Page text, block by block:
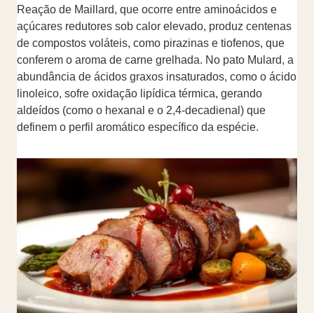
Reação de Maillard, que ocorre entre aminoácidos e
açúcares redutores sob calor elevado, produz centenas
de compostos voláteis, como pirazinas e tiofenos, que
conferem o aroma de carne grelhada. No pato Mulard, a
abundância de ácidos graxos insaturados, como o ácido
linoleico, sofre oxidação lipídica térmica, gerando
aldeídos (como o hexanal e o 2,4-decadienal) que
definem o perfil aromático específico da espécie.